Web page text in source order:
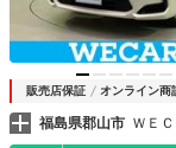
販売店保証 オンライン商
福島県郡山市 ＷＥ